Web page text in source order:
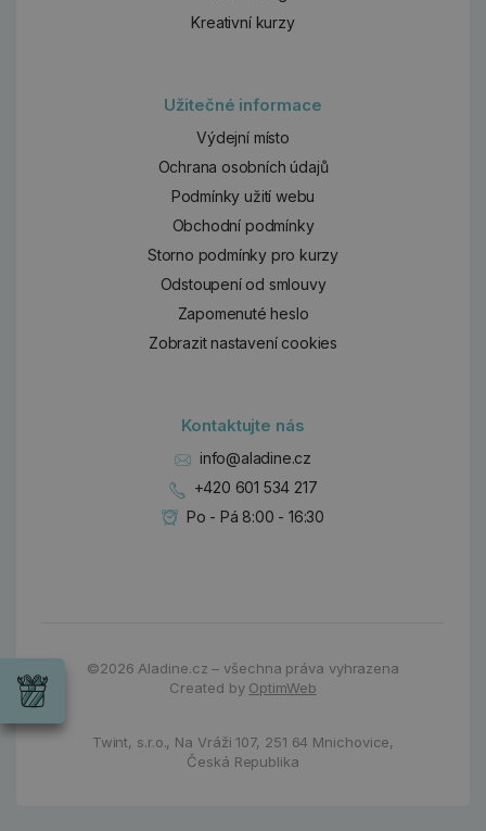
Kreativní kurzy
Užitečné informace
Výdejní místo
Ochrana osobních údajů
Podmínky užití webu
Obchodní podmínky
Storno podmínky pro kurzy
Odstoupení od smlouvy
Zapomenuté heslo
Zobrazit nastavení cookies
Kontaktujte nás
info@aladine.cz
+420 601 534 217
Po - Pá 8:00 - 16:30
©2026Aladine.cz – všechna práva vyhrazena
Created by OptimWeb
Twint, s.r.o., Na Vráži 107, 251 64 Mnichovice,
Česká Republika
Wrendale
příležitost
Chci si vybrat